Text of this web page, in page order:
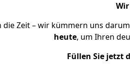
die Zeit – wir kümmern uns
heute, um Ihren
Füllen Sie jetzt